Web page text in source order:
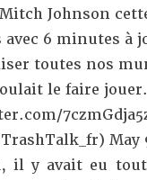
Johnson
6 minutes à
toutes nos
le faire
May
il y avait eu